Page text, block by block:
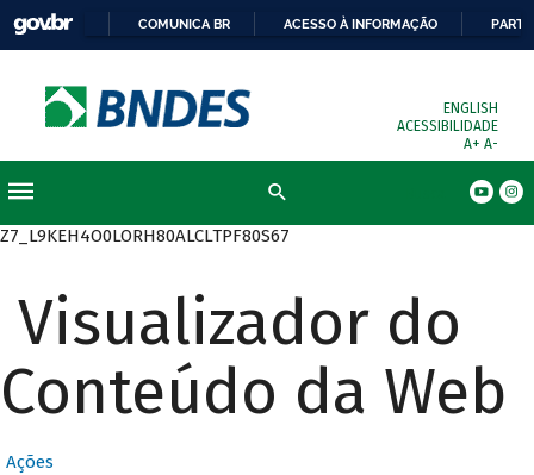
COMUNICA BR ACESSO À INFORMAÇÃO
ENGLISH
ACESSIBILIDADE
A+ A-
Z7_L9KEH4O0LORH80ALCLTPF80S67
Visualizador do
Conteúdo da Web
Ações